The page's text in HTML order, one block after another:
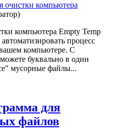
очистки компьютера
компьютера Empty Temp
процесс
компьютере. С
буквально в один
мусорные файлы...
для
файлов